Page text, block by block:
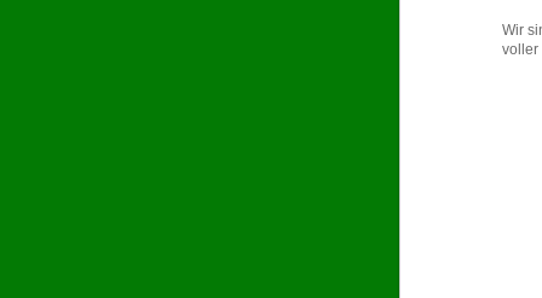
Wir
voller